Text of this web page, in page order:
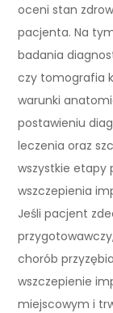
oceni stan
pacjenta. Na
badania
czy tomografia
warunki
postawieniu
leczenia oraz
wszystkie etapy
wszczepienia
Jeśli pacjent
chorób
wszczepienie
miejscowym i